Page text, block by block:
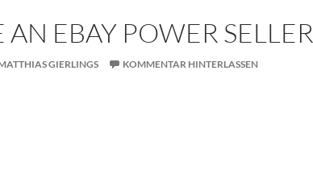
EBAY POWER SELLER
GIERLINGS KOMMENTAR HINTERLASSEN